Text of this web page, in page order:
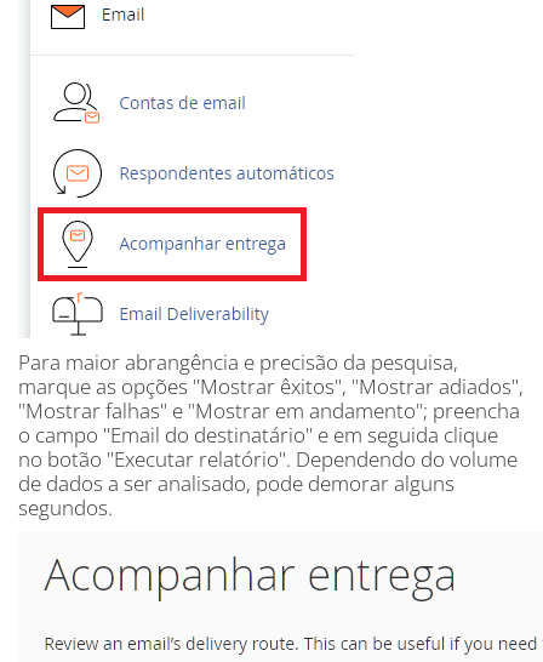
Para maior abrangência e precisão da pesquisa,
marque as opções "Mostrar êxitos", "Mostrar adiados",
"Mostrar falhas" e "Mostrar em andamento"; preencha
o campo "Email do destinatário" e em seguida clique
no botão "Executar relatório". Dependendo do volume
de dados a ser analisado, pode demorar alguns
segundos.